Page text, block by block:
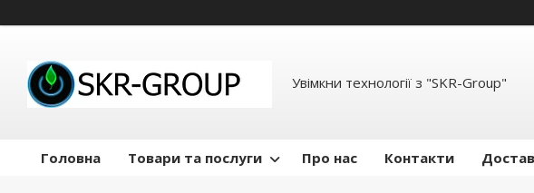
Увімкни технології з "SKR-Group"
Головна Товари та послуги Про нас Контакти